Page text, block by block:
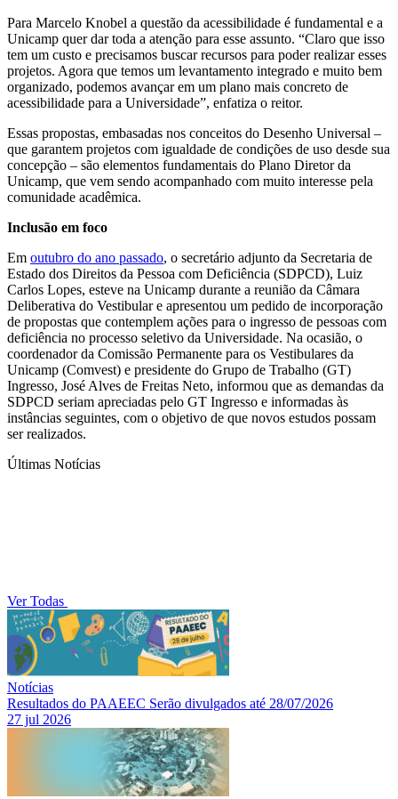
Para Marcelo Knobel a questão da acessibilidade é fundamental e a
Unicamp quer dar toda a atenção para esse assunto. “Claro que isso
tem um custo e precisamos buscar recursos para poder realizar esses
projetos. Agora que temos um levantamento integrado e muito bem
organizado, podemos avançar em um plano mais concreto de
acessibilidade para a Universidade”, enfatiza o reitor.
Essas propostas, embasadas nos conceitos do Desenho Universal –
que garantem projetos com igualdade de condições de uso desde sua
concepção – são elementos fundamentais do Plano Diretor da
Unicamp, que vem sendo acompanhado com muito interesse pela
comunidade acadêmica.
Inclusão em foco
Em outubro do ano passado, o secretário adjunto da Secretaria de
Estado dos Direitos da Pessoa com Deficiência (SDPCD), Luiz
Carlos Lopes, esteve na Unicamp durante a reunião da Câmara
Deliberativa do Vestibular e apresentou um pedido de incorporação
de propostas que contemplem ações para o ingresso de pessoas com
deficiência no processo seletivo da Universidade. Na ocasião, o
coordenador da Comissão Permanente para os Vestibulares da
Unicamp (Comvest) e presidente do Grupo de Trabalho (GT)
Ingresso, José Alves de Freitas Neto, informou que as demandas da
SDPCD seriam apreciadas pelo GT Ingresso e informadas às
instâncias seguintes, com o objetivo de que novos estudos possam
ser realizados.
Últimas Notícias
Ver Todas
Notícias
Resultados do PAAEEC Serão divulgados até 28/07/2026
27 jul 2026